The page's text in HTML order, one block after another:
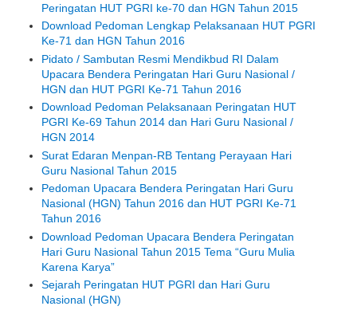
Peringatan HUT PGRI ke-70 dan HGN Tahun 2015
Download Pedoman Lengkap Pelaksanaan HUT PGRI
Ke-71 dan HGN Tahun 2016
Pidato / Sambutan Resmi Mendikbud RI Dalam
Upacara Bendera Peringatan Hari Guru Nasional /
HGN dan HUT PGRI Ke-71 Tahun 2016
Download Pedoman Pelaksanaan Peringatan HUT
PGRI Ke-69 Tahun 2014 dan Hari Guru Nasional /
HGN 2014
Surat Edaran Menpan-RB Tentang Perayaan Hari
Guru Nasional Tahun 2015
Pedoman Upacara Bendera Peringatan Hari Guru
Nasional (HGN) Tahun 2016 dan HUT PGRI Ke-71
Tahun 2016
Download Pedoman Upacara Bendera Peringatan
Hari Guru Nasional Tahun 2015 Tema “Guru Mulia
Karena Karya”
Sejarah Peringatan HUT PGRI dan Hari Guru
Nasional (HGN)